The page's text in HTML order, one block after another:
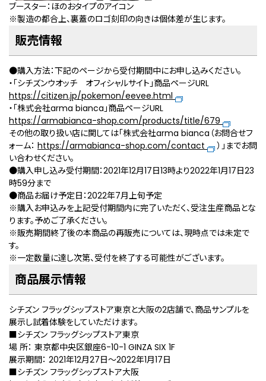
ブースター：ほのおタイプのアイコン
※製造の都合上、裏蓋のロゴ刻印の向きは個体差が生じます。
販売情報
●購入方法：下記のページから受付期間中にお申し込みください。
・「シチズンウオッチ オフィシャルサイト」商品ページURL
https://citizen.jp/pokemon/eevee.html
・「株式会社arma bianca」商品ページURL
https://armabianca-shop.com/products/title/679
その他の取り扱い店に関しては「株式会社arma bianca（お問合せフ
ォーム： https://armabianca-shop.com/contact
）」までお問
い合わせください。
●購入申し込み受付期間：2021年12月17日13時より2022年1月17日23
時59分まで
●商品お届け予定日：2022年7月上旬予定
※購入お申込みを上記受付期間内に完了いただく、受注生産商品とな
ります。予めご了承ください。
※販売期間終了後の本商品の再販売については、現時点では未定で
す。
※一定数量に達し次第、受付を終了する可能性がございます。
商品展示情報
シチズン フラッグシップストア東京と大阪の2店舗で、商品サンプルを
展示し試着体験をしていただけます。
■シチズン フラッグシップストア東京
場 所： 東京都中央区銀座6-10-1 GINZA SIX 1F
展示期間： 2021年12月27日〜2022年1月17日
■シチズン フラッグシップストア大阪